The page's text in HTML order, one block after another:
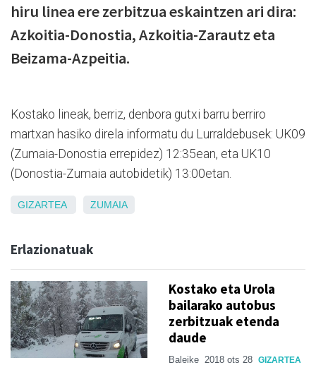
hiru linea ere zerbitzua eskaintzen ari dira:
Azkoitia-Donostia, Azkoitia-Zarautz eta
Beizama-Azpeitia.
Kostako lineak, berriz, denbora gutxi barru berriro
martxan hasiko direla informatu du Lurraldebusek: UK09
(Zumaia-Donostia errepidez) 12:35ean, eta UK10
(Donostia-Zumaia autobidetik) 13:00etan.
GIZARTEA ZUMAIA
Erlazionatuak
Kostako eta Urola
bailarako autobus
zerbitzuak etenda
daude
Baleike 2018 ots 28 GIZARTEA